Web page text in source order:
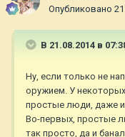
Опубликовано
В 21.08.2014 в
Ну, если только не
оружием. У
простые люди, даже
Во-первых, простые
так просто, да и